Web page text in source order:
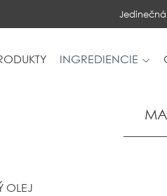
INGREDIENCIE
OLEJ